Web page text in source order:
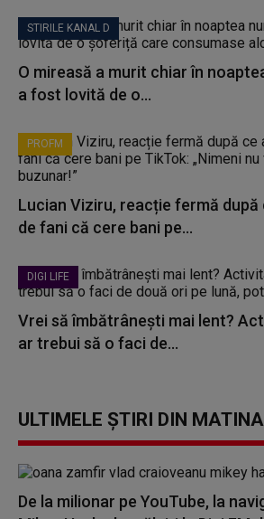
STIRILE KANAL D
O mireasă a murit chiar în
a fost lovită de o...
PROFM
Lucian Viziru, reacție fermă
de fani că cere bani pe...
DIGI LIFE
Vrei să îmbătrânești mai lent?
ar trebui să o faci de...
ULTIMELE ȘTIRI DIN
De la milionar pe YouTube, la